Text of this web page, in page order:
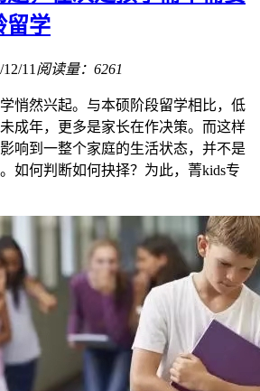
留学
11 阅读量：6261
悄然兴起。与本硕阶段留学相比，低
成年，更多是家长在作决策。而这样
响到一整个家庭的生活状态，并不是
如何判断如何抉择？为此，菁kids专